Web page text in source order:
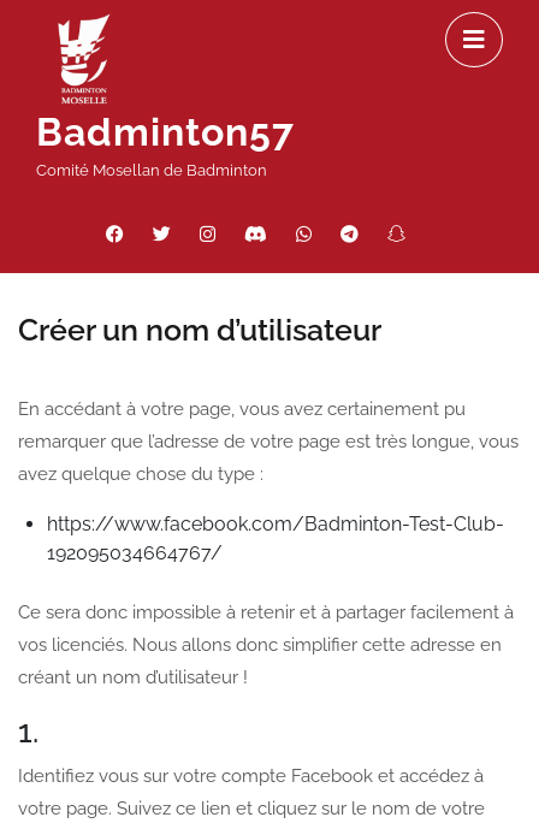
contenu
Badminton57
Comité Mosellan de Badminton
Facebook
Twitter InstagramDiscordWhatsAppTelegram
Créer un nom d’utilisateur
En accédant à votre page, vous avez certainement pu
remarquer que l’adresse de votre page est très longue, vous
avez quelque chose du type :
https://www.facebook.com/Badminton-Test-Club-
192095034664767/
Ce sera donc impossible à retenir et à partager facilement à
vos licenciés. Nous allons donc simplifier cette adresse en
créant un nom d’utilisateur !
1.
Identifiez vous sur votre compte Facebook et accédez à
votre page. Suivez ce lien et cliquez sur le nom de votre